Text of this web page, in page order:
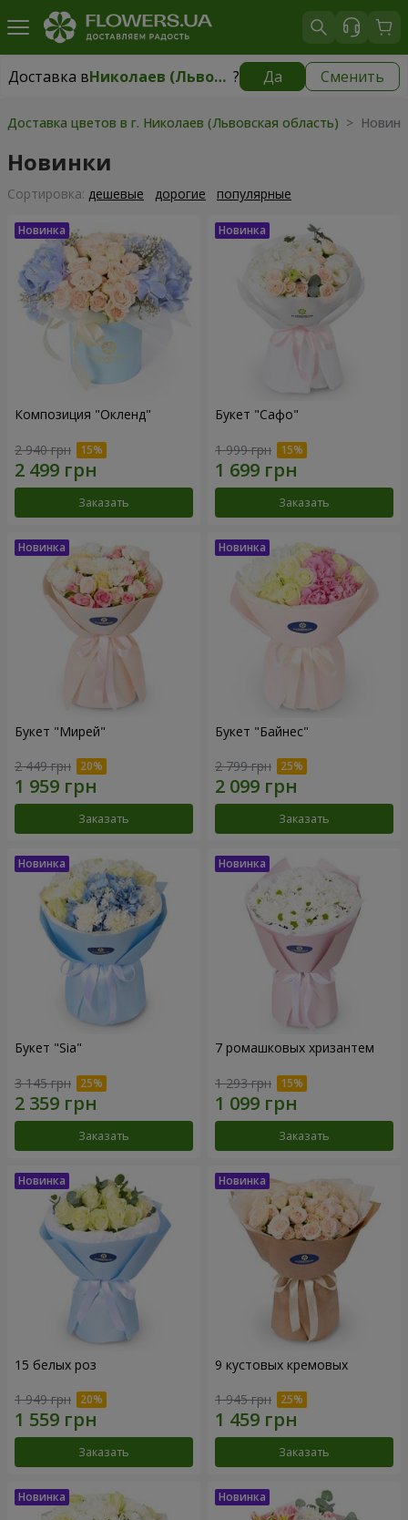
Доставка в Николаев (Львовская область) ? Да Сменить
Доставка вНиколаев (Львовская область) |510 грн
Доставка цветов в г. Николаев (Львовская область) >
Новинки
Cортировка: дешевые дорогие популярные
Композиция "Окленд"
2 940 грн
Заказать
Букет "Сафо"
1 999 грн
Заказать
Букет "Мирей"
2 449 грн
Заказать
Букет "Байнес"
2 799 грн
Заказать
Букет "Sia"
3 145 грн
Заказать
7 ромашковых хризантем
1 293 грн
Заказать
15 белых роз
1 949 грн
Заказать
9 кустовых кремовых
1 945 грн
Заказать